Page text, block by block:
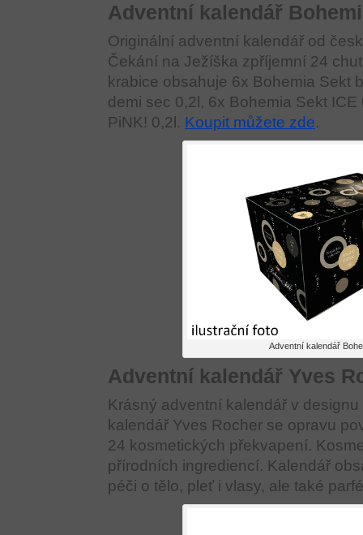
Adventní kalendář
Originální adventní kalendář od
Čekání na Ježíška zpříjemní 24
krabice obsahuje 6x Bohemia Sekt
demi sec 0,2l, 6x Bohemia Sekt
PiNK! 0,2l. Koupit můžete zde.
Adventní kalendář
Adventní kalendář Yves
Krásný adventní kalendář v
kalendář Yves Rocher se opravu
24 kosmetických překvapení.
přírodních ingrediencí. Kalendář
péči o tělo, pleť i vlasy, ale také